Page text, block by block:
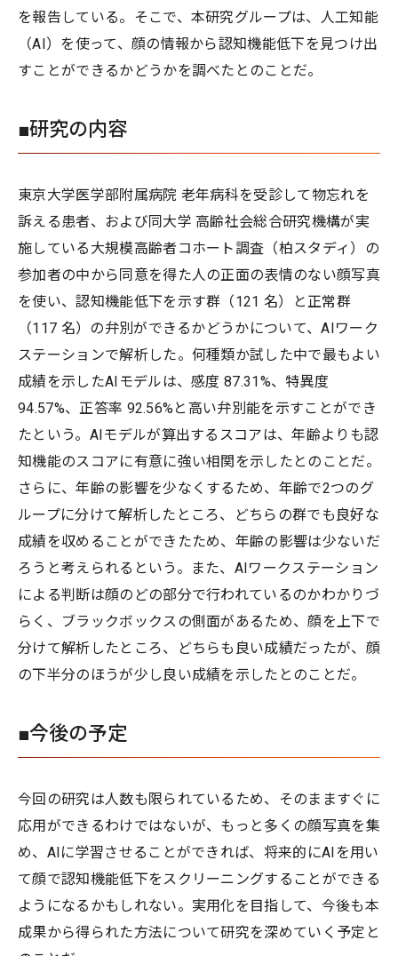
を報告している。そこで、本研究グループは、人工知能
（AI）を使って、顔の情報から認知機能低下を見つけ出
すことができるかどうかを調べたとのことだ。
■研究の内容
東京大学医学部附属病院 老年病科を受診して物忘れを
訴える患者、および同大学 高齢社会総合研究機構が実
施している大規模高齢者コホート調査（柏スタディ）の
参加者の中から同意を得た人の正面の表情のない顔写真
を使い、認知機能低下を示す群（121 名）と正常群
（117 名）の弁別ができるかどうかについて、AIワーク
ステーションで解析した。何種類か試した中で最もよい
成績を示したAIモデルは、感度 87.31%、特異度
94.57%、正答率 92.56%と高い弁別能を示すことができ
たという。AIモデルが算出するスコアは、年齢よりも認
知機能のスコアに有意に強い相関を示したとのことだ。
さらに、年齢の影響を少なくするため、年齢で2つのグ
ループに分けて解析したところ、どちらの群でも良好な
成績を収めることができたため、年齢の影響は少ないだ
ろうと考えられるという。また、AIワークステーション
による判断は顔のどの部分で行われているのかわかりづ
らく、ブラックボックスの側面があるため、顔を上下で
分けて解析したところ、どちらも良い成績だったが、顔
の下半分のほうが少し良い成績を示したとのことだ。
■今後の予定
今回の研究は人数も限られているため、そのまますぐに
応用ができるわけではないが、もっと多くの顔写真を集
め、AIに学習させることができれば、将来的にAIを用い
て顔で認知機能低下をスクリーニングすることができる
ようになるかもしれない。実用化を目指して、今後も本
成果から得られた方法について研究を深めていく予定と